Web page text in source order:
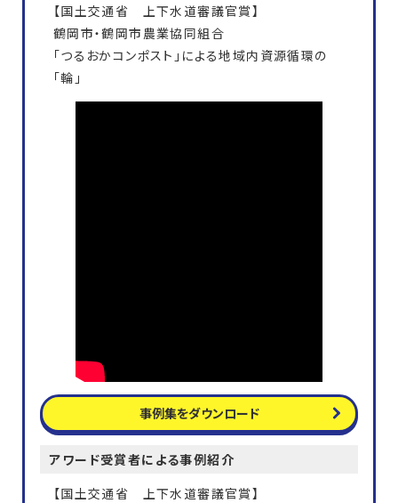
【国土交通省 上下水道審議官賞】
鶴岡市・鶴岡市農業協同組合
「つるおかコンポスト」による地域内資源循環の
「輪」
事例集をダウンロード
アワード受賞者による事例紹介
【国土交通省 上下水道審議官賞】